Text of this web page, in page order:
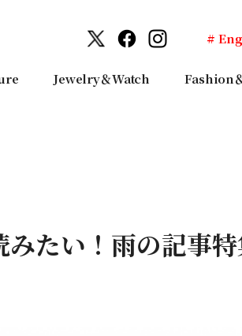
#
Jewelry＆Watch Fashion
たい！雨の記事